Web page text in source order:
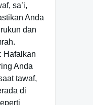
sa’i,
Anda
dan
: Hafalkan
Anda
tawaf,
di